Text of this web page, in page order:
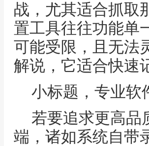
战，尤其适合抓取
置工具往往功能单
可能受限，且无法
解说，它适合快速
小标题，专业软
若要追求更高品
端，诸如系统自带